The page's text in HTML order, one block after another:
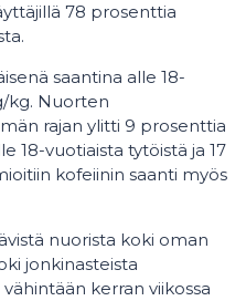
78 prosenttia
saantina alle 18-
kg. Nuorten
rajan ylitti 9 prosenttia
18-vuotiaista tytöistä ja 17
kofeiinin saanti myös
nuorista koki oman
jonkinasteista
kerran viikossa